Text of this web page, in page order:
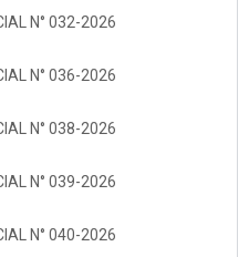
N° 032-2026
N° 036-2026
N° 038-2026
N° 039-2026
N° 040-2026